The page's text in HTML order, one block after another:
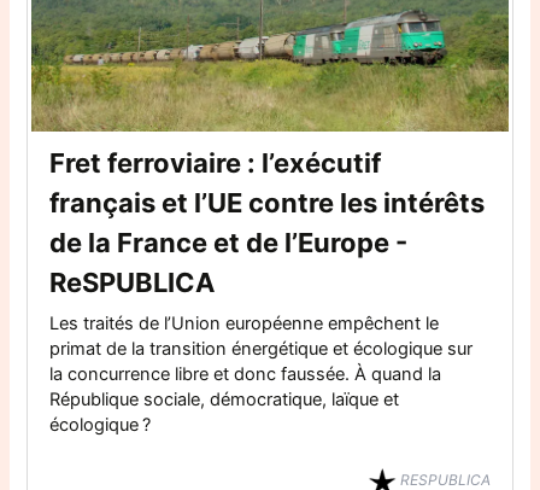
Fret ferroviaire : l’exécutif
français et l’UE contre les intérêts
de la France et de l’Europe -
ReSPUBLICA
Les traités de l’Union européenne empêchent le
primat de la transition énergétique et écologique sur
la concurrence libre et donc faussée. À quand la
République sociale, démocratique, laïque et
écologique ?
RESPUBLICA